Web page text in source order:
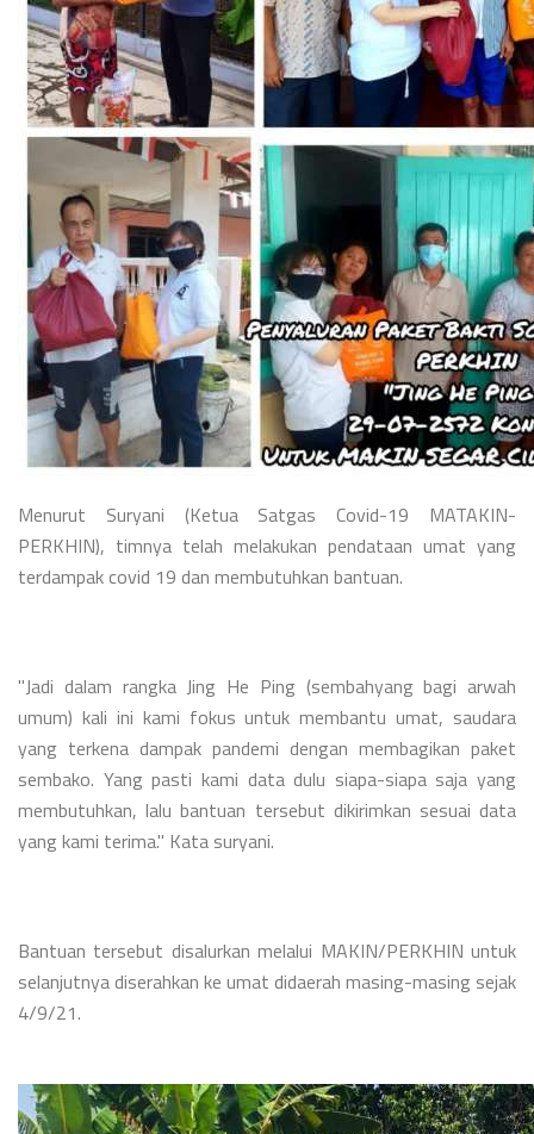
Menurut Suryani (Ketua Satgas Covid-19 MATAKIN-
PERKHIN), timnya telah melakukan pendataan umat yang
terdampak covid 19 dan membutuhkan bantuan.
"Jadi dalam rangka Jing He Ping (sembahyang bagi arwah
umum) kali ini kami fokus untuk membantu umat, saudara
yang terkena dampak pandemi dengan membagikan paket
sembako. Yang pasti kami data dulu siapa-siapa saja yang
membutuhkan, lalu bantuan tersebut dikirimkan sesuai data
yang kami terima." Kata suryani.
Bantuan tersebut disalurkan melalui MAKIN/PERKHIN untuk
selanjutnya diserahkan ke umat didaerah masing-masing sejak
4/9/21.